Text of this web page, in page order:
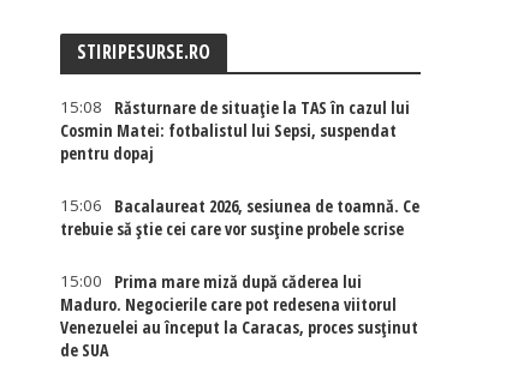
STIRIPESURSE.RO
15:08
Răsturnare de situație la TAS în cazul lui
Cosmin Matei: fotbalistul lui Sepsi, suspendat
pentru dopaj
15:06
Bacalaureat 2026, sesiunea de toamnă. Ce
trebuie să știe cei care vor susține probele scrise
15:00
Prima mare miză după căderea lui
Maduro. Negocierile care pot redesena viitorul
Venezuelei au început la Caracas, proces susținut
de SUA